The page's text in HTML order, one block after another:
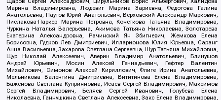
Марина Владимировна, Людевиг Марина Зариевна, Федотова Галина
Анатольевна, Паутов Юрий Анатольевич, Верховский Александр Маркович,
Пислакова-Паркер Марина Петровна, Кочеткова Татьяна Владимировна,
Чуркина Наталья Валерьевна, Акимова Татьяна Николаевна, Золотарева
Екатерина Александровна, Рачинский Ян Збигневич, Жемкова Елена
Борисовна, Гудков Лев Дмитриевич, Илларионова Юлия Юрьевна, Саранг
Анна Васильевна, Захарова Светлана Сергеевна, Щур Татьяна Михайловна,
Щур Николай Алексеевич, Аверин Владимир Анатольевич, Блинушов
Андрей Юрьевич, Мосин Алексей Геннадьевич, Гефтер Валентин
Михайлович, Симонов Алексей Кириллович, Флиге Ирина Анатольевна,
Мельникова Валентина Дмитриевна, Вититинова Елена Владимировна,
Баженова Светлана Куприяновна, Исаев Сергей Владимирович, Максимов
Сергей Владимирович, Беляев Сергей Иванович, Голубева Елена
Николаевна, Ганнушкина Светлана Алексеевна, Закс Елена Владимировна,